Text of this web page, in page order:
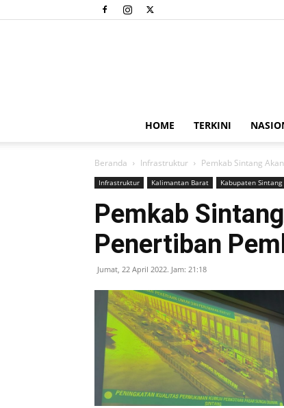
HOME TERKINI
Beranda Infrastruktur Pemkab Sintang
Infrastruktur Kalimantan Barat Kabupaten Sintang
Pemkab
Penertiban
Jumat, 22 April 2022. Jam: 21:18